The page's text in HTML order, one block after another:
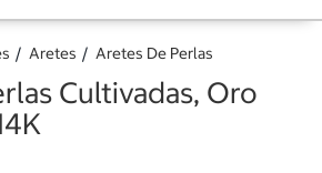
Aretes Aretes De Perlas
Cultivadas, Oro